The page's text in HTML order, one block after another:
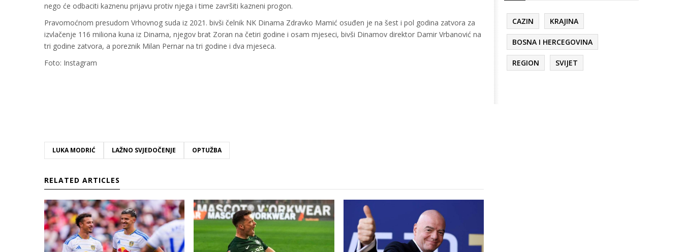
nego će odbaciti kaznenu prijavu protiv njega i time završiti kazneni progon.
Pravomoćnom presudom Vrhovnog suda iz 2021. bivši čelnik NK Dinama Zdravko Mamić osuđen je na šest i pol godina zatvora za
izvlačenje 116 miliona kuna iz Dinama, njegov brat Zoran na četiri godine i osam mjeseci, bivši Dinamov direktor Damir Vrbanović na
tri godine zatvora, a poreznik Milan Pernar na tri godine i dva mjeseca.
Foto: Instagram
LUKA MODRIĆ LAŽNO SVJEDOČENJE OPTUŽBA
RELATED ARTICLES
CAZIN KRAJINA
BOSNA I HERCEGOVINA
REGION SVIJET